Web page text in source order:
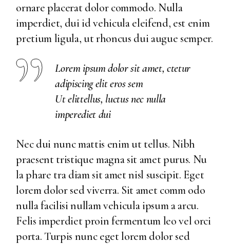
ornare placerat dolor commodo. Nulla
imperdiet, dui id vehicula eleifend, est enim
pretium ligula, ut rhoncus dui augue semper.
Lorem ipsum dolor sit amet, ctetur
adipiscing elit eros sem
Ut elittellus, luctus nec nulla
imperediet dui
Nec dui nunc mattis enim ut tellus. Nibh
praesent tristique magna sit amet purus. Nu
la phare tra diam sit amet nisl suscipit. Eget
lorem dolor sed viverra. Sit amet comm odo
nulla facilisi nullam vehicula ipsum a arcu.
Felis imperdiet proin fermentum leo vel orci
porta. Turpis nunc eget lorem dolor sed